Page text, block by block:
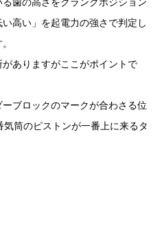
高い」を起電力の強さで判定し
がありますがここがポイントで
ブロックのマークが合わさる位
筒のピストンが一番上に来るタ